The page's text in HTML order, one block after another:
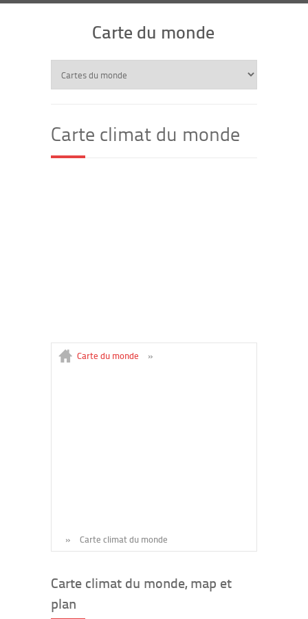
Carte du monde
Carte climat du monde
Carte du monde »
» Carte climat du monde
Carte climat du monde, map et
plan